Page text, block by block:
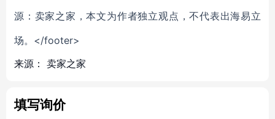
源：卖家之家，本文为作者独立观点，不代表出海易立
场。</footer>
来源： 卖家之家
填写询价